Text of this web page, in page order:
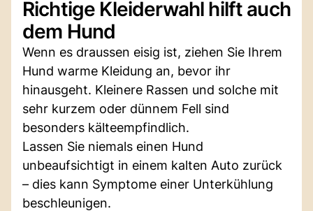
Richtige Kleiderwahl hilft auch
dem Hund
Wenn es draussen eisig ist, ziehen Sie Ihrem
Hund warme Kleidung an, bevor ihr
hinausgeht. Kleinere Rassen und solche mit
sehr kurzem oder dünnem Fell sind
besonders kälteempfindlich.
Lassen Sie niemals einen Hund
unbeaufsichtigt in einem kalten Auto zurück
– dies kann Symptome einer Unterkühlung
beschleunigen.